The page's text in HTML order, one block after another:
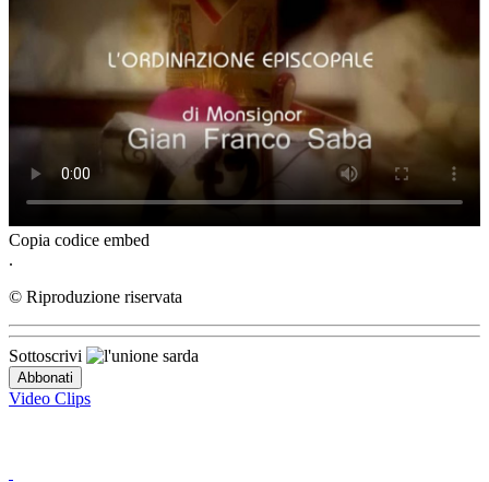
Copia codice embed
.
© Riproduzione riservata
Sottoscrivi
Video Clips